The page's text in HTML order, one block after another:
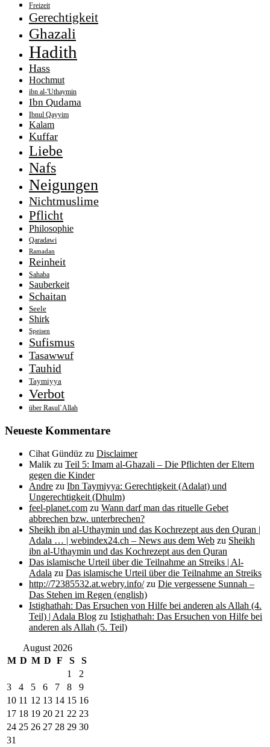
Freizeit
Gerechtigkeit
Ghazali
Hadith
Hass
Hochmut
ibn al-'Uthaymin
Ibn Qudama
Ibnul Qayyim
Kalam
Kuffar
Liebe
Nafs
Neigungen
Nichtmuslime
Pflicht
Philosophie
Qaradawi
Ramadan
Reinheit
Sahaba
Sauberkeit
Schaitan
Seele
Shirk
Speisen
Sufismus
Tasawwuf
Tauhid
Taymiyya
Verbot
über Rasul`Allah
Neueste Kommentare
Cihat Gündüz zu Disclaimer
Malik zu Teil 5: Imam al-Ghazali – Die Pflichten der Eltern
gegen die Kinder
Andre zu Ibn Taymiyya: Gerechtigkeit (Adalat) und
Ungerechtigkeit (Dhulm)
feel-planet.com zu Wann darf man das rituelle Gebet
abbrechen bzw. unterbrechen?
Sheikh ibn al-Uthaymin und das Kochrezept aus den Quran |
Adala … | webindex24.ch – News aus dem Web zu Sheikh
ibn al-Uthaymin und das Kochrezept aus den Quran
Das islamische Urteil über die Teilnahme an Streiks | Al-
Adala zu Das islamische Urteil über die Teilnahme an Streiks
http://72385532.at.webry.info/zu Die vergessene Sunnah –
Das Stehen im Regen (english)
Istighathah: Das Ersuchen von Hilfe bei anderen als Allah (4.
Teil) | Adala Blog zu Istighathah: Das Ersuchen von Hilfe bei
anderen als Allah (5. Teil)
August 2026
M D M D F S
S
1
2
3
4 5 6 7 8
9
10 11 12 13 14 15 16
17 18 19 20 21 22 23
24 25 26 27 28 29 30
31